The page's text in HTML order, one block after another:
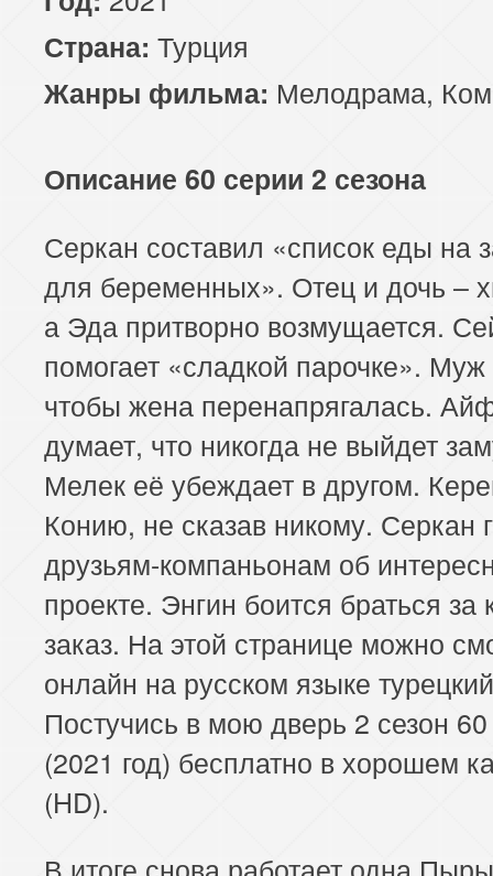
Страна: Турция
Жанры фильма: Мелодрама,
Описание 60 серии 2 сезона
Серкан составил «список еды на
для беременных». Отец и дочь –
а Эда притворно возмущается.
помогает «сладкой парочке». Муж
чтобы жена перенапрягалась.
думает, что никогда не выйдет
Мелек её убеждает в другом.
Конию, не сказав никому. Серкан
друзьям-компаньонам об
проекте. Энгин боится браться за
заказ. На этой странице можно
онлайн на русском языке
Постучись в мою дверь 2 сезон
(2021 год) бесплатно в хорошем
(HD).
В итоге снова работает одна